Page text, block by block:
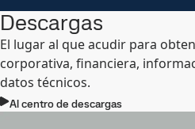
Descargas
El lugar al que acudir para
corporativa, financiera,
datos técnicos.
Al centro de descargas